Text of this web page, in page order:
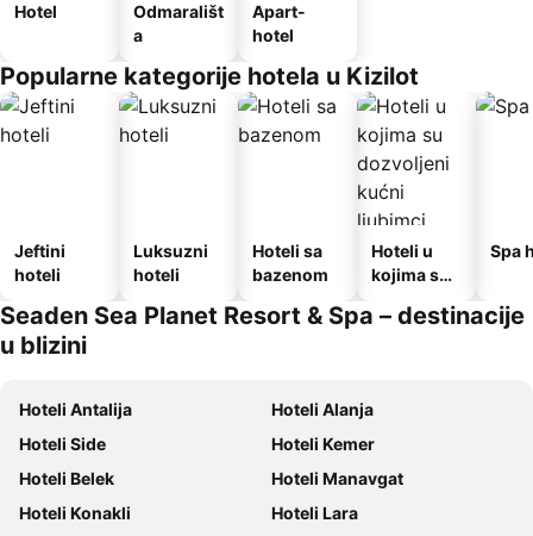
Hotel
Odmarališt
a
Apart-
hotel
Popularne kategorije hotela u Kizilot
Jeftini
hoteli
Luksuzni
hoteli
Hoteli sa
bazenom
Hoteli u
kojima su
kućni
Spa
Seaden Sea Planet Resort & Spa – destinacije
u blizini
Hoteli Antalija
Hoteli Alanja
Hoteli Side
Hoteli Kemer
Hoteli Belek
Hoteli Manavgat
Hoteli Konakli
Hoteli Lara